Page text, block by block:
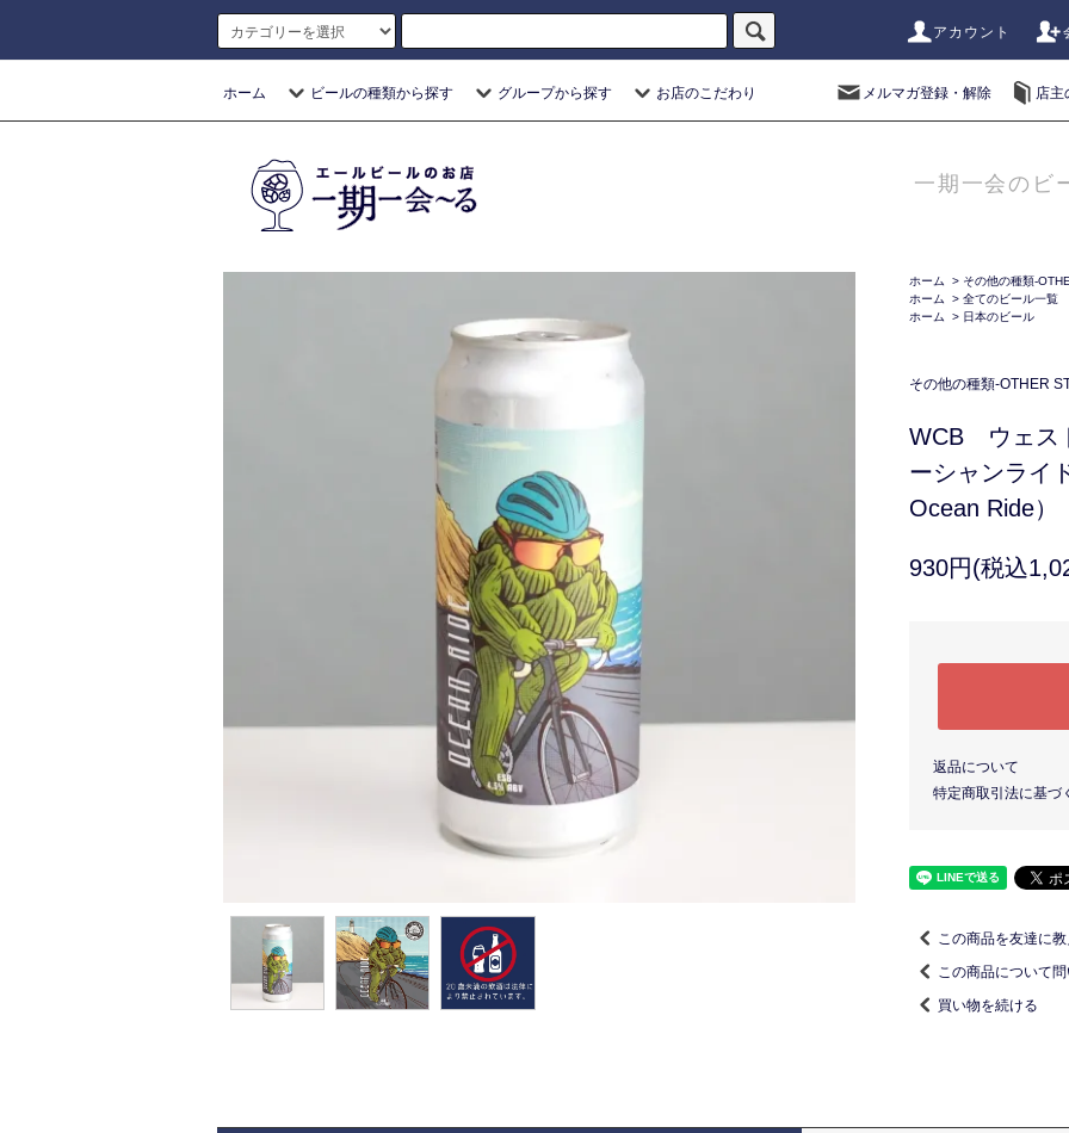
アカウント
ホーム ビールの種類から探す グループから探す お店のこだわり メルマガ登録・解除 店主
一期一会のビ
ホーム > その他の種類-
ホーム
> 全てのビール一覧
ホーム
> 日本のビール
その他の種類-OTHER
WCB ウェス
ーシャンライ
Ocean Ride）
930円(税込
返品について
特定商取引法に基づ
この商品を友達に
この商品について
買い物を続ける